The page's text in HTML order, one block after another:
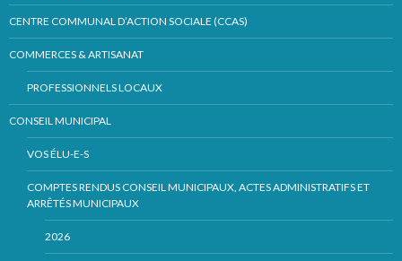
CENTRE COMMUNAL D’ACTION SOCIALE (CCAS)
COMMERCES & ARTISANAT
PROFESSIONNELS LOCAUX
CONSEIL MUNICIPAL
VOS ÉLU-E-S
COMPTES RENDUS CONSEIL MUNICIPAUX, ACTES ADMINISTRATIFS ET
ARRÊTÉS MUNICIPAUX
2026